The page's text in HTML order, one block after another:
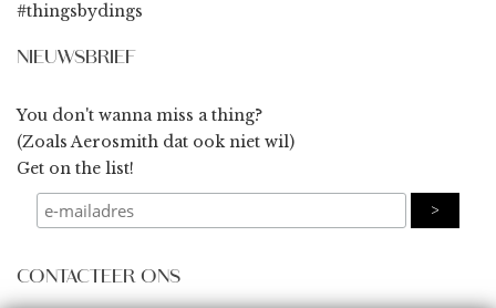
#thingsbydings
NIEUWSBRIEF
You don't wanna miss a thing?
(Zoals Aerosmith dat ook niet wil)
Get on the list!
CONTACTEER ONS